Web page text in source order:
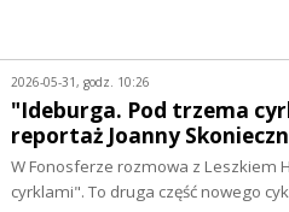
2026-05-31, godz. 10:26
"Ideburga. Pod trzema
reportaż Joanny
W Fonosferze rozmowa z Leszkiem
cyrklami". To druga część nowego